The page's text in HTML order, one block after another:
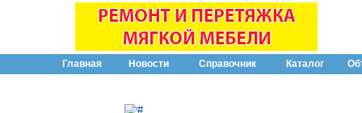
Главная Новости Справочник Каталог